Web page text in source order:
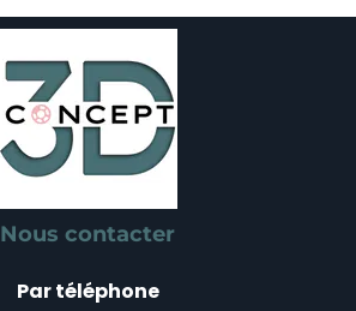
Nous contacter
Par téléphone